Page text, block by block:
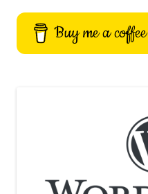
Buy me a coffee